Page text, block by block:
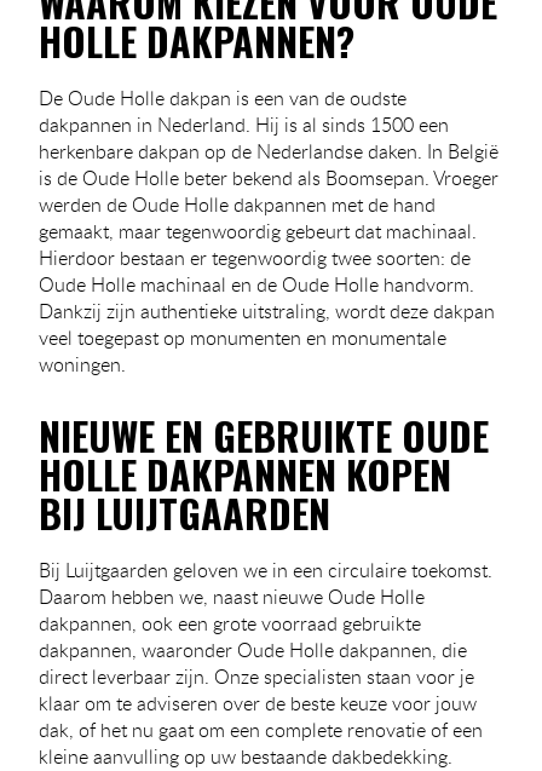
HOLLE DAKPANNEN?
De Oude Holle dakpan is een van de oudste
dakpannen in Nederland. Hij is al sinds 1500 een
herkenbare dakpan op de Nederlandse daken. In België
is de Oude Holle beter bekend als Boomsepan. Vroeger
werden de Oude Holle dakpannen met de hand
gemaakt, maar tegenwoordig gebeurt dat machinaal.
Hierdoor bestaan er tegenwoordig twee soorten: de
Oude Holle machinaal en de Oude Holle handvorm.
Dankzij zijn authentieke uitstraling, wordt deze dakpan
veel toegepast op monumenten en monumentale
woningen.
NIEUWE EN GEBRUIKTE OUDE
HOLLE DAKPANNEN KOPEN
BIJ LUIJTGAARDEN
Bij Luijtgaarden geloven we in een circulaire toekomst.
Daarom hebben we, naast nieuwe Oude Holle
dakpannen, ook een grote voorraad gebruikte
dakpannen, waaronder Oude Holle dakpannen, die
direct leverbaar zijn. Onze specialisten staan voor je
klaar om te adviseren over de beste keuze voor jouw
dak, of het nu gaat om een complete renovatie of een
kleine aanvulling op uw bestaande dakbedekking.